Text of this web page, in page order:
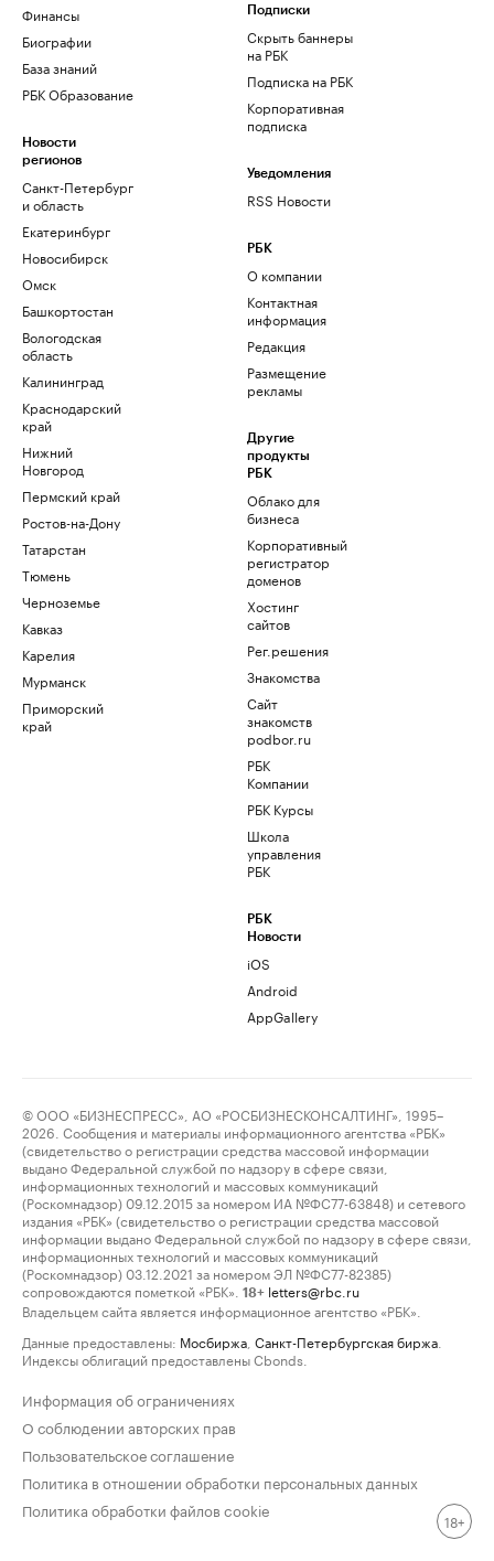
Финансы
Биографии
База знаний
РБК Образование
Новости
регионов
Санкт-Петербург
и область
Екатеринбург
Новосибирск
Омск
Башкортостан
Вологодская
область
Калининград
Краснодарский
край
Нижний
Новгород
Пермский край
Ростов-на-Дону
Татарстан
Тюмень
Черноземье
Кавказ
Карелия
Мурманск
Приморский
край
Подписки
Скрыть баннеры
на РБК
Подписка на РБК
Корпоративная
подписка
Уведомления
RSS Новости
РБК
О компании
Контактная
информация
Редакция
Размещение
рекламы
Другие
продукты
РБК
Облако для
бизнеса
Корпоративный
регистратор
доменов
Хостинг
сайтов
Рег.решения
Знакомства
Сайт
знакомств
podbor.ru
РБК
Компании
РБК Курсы
Школа
управления
РБК
РБК
Новости
iOS
Android
AppGallery
© ООО «БИЗНЕСПРЕСС», АО «РОСБИЗНЕСКОНСАЛТИНГ», 1995–
2026. Сообщения и материалы информационного агентства «РБК»
(свидетельство о регистрации средства массовой информации
выдано Федеральной службой по надзору в сфере связи,
информационных технологий и массовых коммуникаций
(Роскомнадзор) 09.12.2015 за номером ИА №ФС77-63848) и сетевого
издания «РБК» (свидетельство о регистрации средства массовой
информации выдано Федеральной службой по надзору в сфере связи,
информационных технологий и массовых коммуникаций
(Роскомнадзор) 03.12.2021 за номером ЭЛ №ФС77-82385)
сопровождаются пометкой «РБК».
18+ letters@rbc.ru
Владельцем сайта является информационное агентство «РБК».
Данные предоставлены: Мосбиржа Санкт-Петербургская биржа
Индексы облигаций предоставлены Cbonds.
Информация об ограничениях
О соблюдении авторских прав
Пользовательское соглашение
Политика в отношении обработки персональных данных
Политика обработки файлов cookie
18+